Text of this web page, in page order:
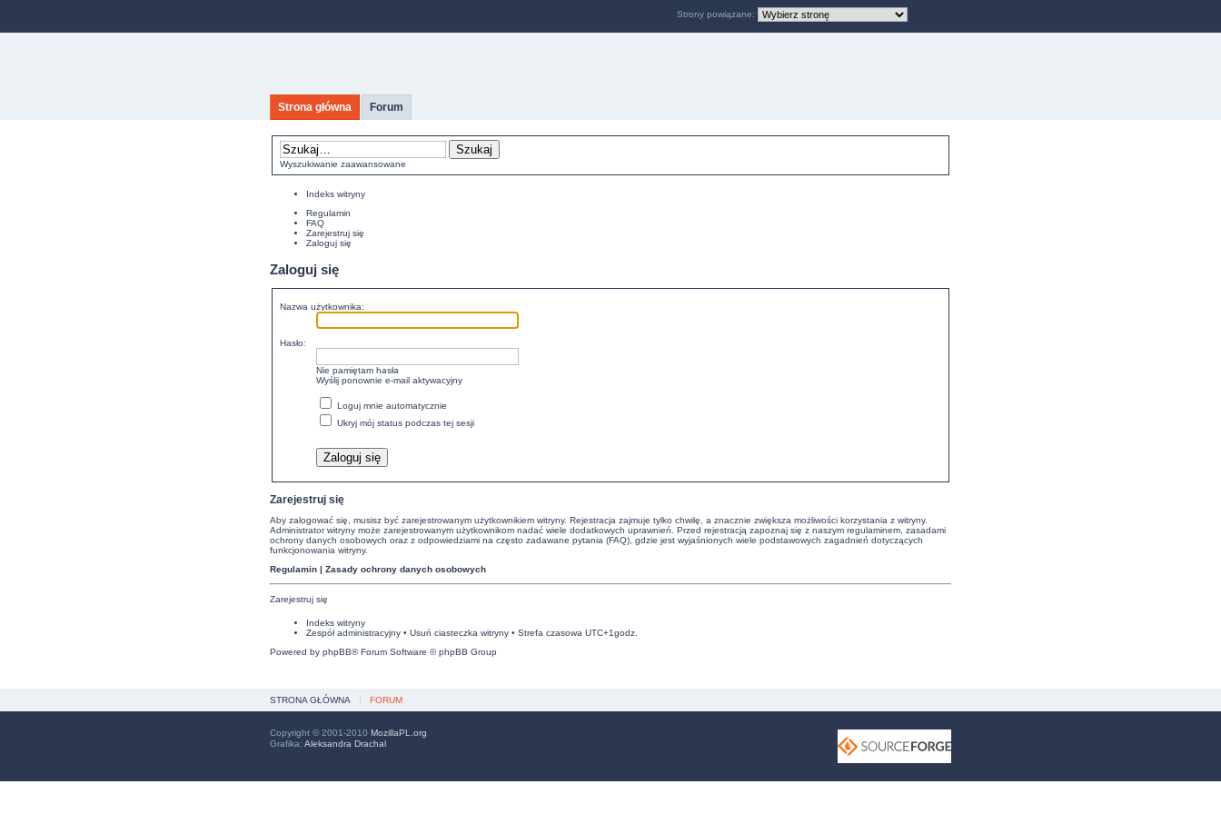
Strona główna Forum
Wyszukiwanie zaawansowane
Indeks witryny
Regulamin
FAQ
Zarejestruj się
Zaloguj się
Zaloguj się
Nazwa użytkownika:
Hasło:
Nie pamiętam hasła
Wyślij ponownie e-mail aktywacyjny
Loguj mnie automatycznie
Ukryj mój status podczas tej sesji
Zarejestruj się
Aby zalogować się, musisz być zarejestrowanym użytkownikiem witryny. Rejestracja zajmuje tylko chwilę, a znacznie zwiększa możliwości korzystania z witryny.
Administrator witryny może zarejestrowanym użytkownikom nadać wiele dodatkowych uprawnień. Przed rejestracją zapoznaj się z naszym regulaminem, zasadami
ochrony danych osobowych oraz z odpowiedziami na często zadawane pytania (FAQ), gdzie jest wyjaśnionych wiele podstawowych zagadnień dotyczących
funkcjonowania witryny.
Regulamin | Zasady ochrony danych osobowych
Zarejestruj się
Indeks witryny
Zespół administracyjny • Usuń ciasteczka witryny • Strefa czasowa UTC+1godz.
Powered by phpBB® Forum Software © phpBB Group
Strony powiązane:
STRONA GŁÓWNA FORUM
Copyright © 2001-2010 MozillaPL.org
Grafika: Aleksandra Drachal